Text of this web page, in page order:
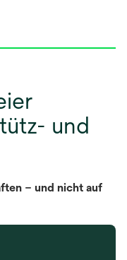
und
– und nicht auf